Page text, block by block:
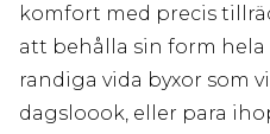
komfort med precis
att behålla sin form hela
randiga vida byxor som
dagsloook, eller para